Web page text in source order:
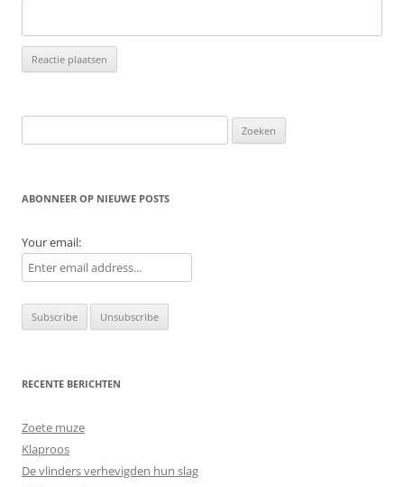
naar:
ABONNEER OP NIEUWE POSTS
Your email:
RECENTE BERICHTEN
Zoete muze
Klaproos
De vlinders verhevigden hun slag